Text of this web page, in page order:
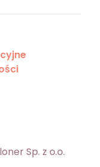
Sp. z o.o.